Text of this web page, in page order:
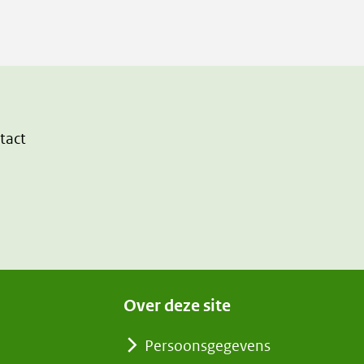
Over deze site
Persoonsgegevens